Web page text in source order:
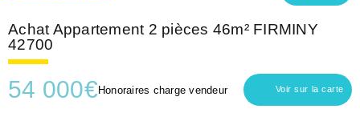
Achat Appartement 2 pièces 46m² FIRMINY
42700
54 000€Honoraires charge vendeur Voir sur la carte